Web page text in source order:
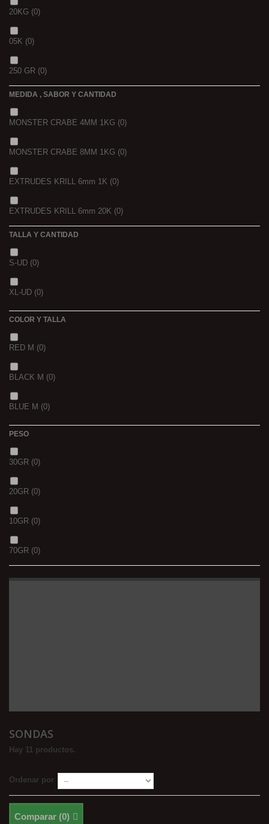
20KG (0)
05K (0)
250 GR (0)
3 K
5 K
MEDIDA , SABOR Y CANTIDAD
MONSTER CRABE 4MM 1KG (0)
MONSTER CRABE 8MM 1KG (0)
EXTRUDES KRILL 6mm 1K (0)
EXTRUDES KRILL 6mm 20K (0)
NOIR POISSON 8MM 1K
TALLA Y CANTIDAD
S-UD (0)
XL-UD (0)
COLOR Y TALLA
RED M (0)
BLACK M (0)
BLUE M (0)
PESO
30GR (0)
20GR (0)
10GR (0)
70GR (0)
SONDAS
Hay 11 productos.
Ordenar por
Comparar (0)